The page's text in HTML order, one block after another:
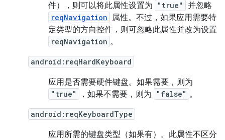
件），则可以将此属性设置为
"true" 并忽略
reqNavigation 属性。不过，如果应用需要特
定类型的方向控件，则可忽略此属性并改为设置
reqNavigation 。
android:reqHardKeyboard
应用是否需要硬件键盘。如果需要，则为
"true" ，如果不需要，则为 "false" 。
android:reqKeyboardType
应用所需的键盘类型（如果有）。此属性不区分